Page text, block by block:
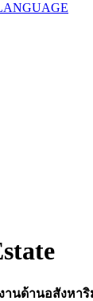
านด้านอสังหา